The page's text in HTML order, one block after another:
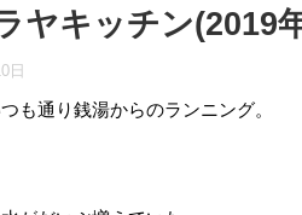
ヤキッチン(2019
日
も通り銭湯からのランニング。